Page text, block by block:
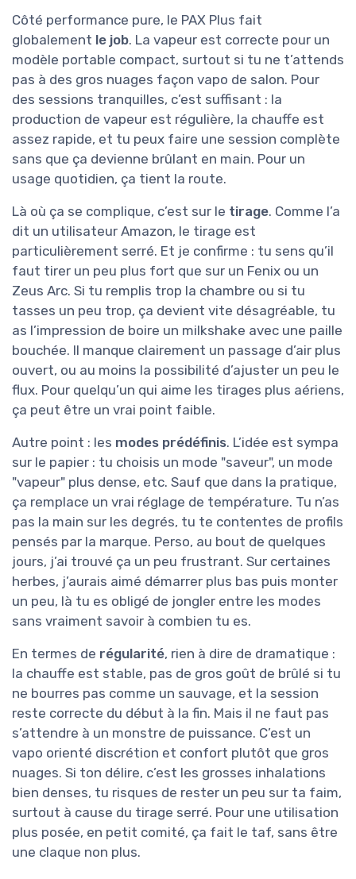
Côté performance pure, le PAX Plus fait
globalement le job. La vapeur est correcte pour un
modèle portable compact, surtout si tu ne t’attends
pas à des gros nuages façon vapo de salon. Pour
des sessions tranquilles, c’est suffisant : la
production de vapeur est régulière, la chauffe est
assez rapide, et tu peux faire une session complète
sans que ça devienne brûlant en main. Pour un
usage quotidien, ça tient la route.
Là où ça se complique, c’est sur le tirage. Comme l’a
dit un utilisateur Amazon, le tirage est
particulièrement serré. Et je confirme : tu sens qu’il
faut tirer un peu plus fort que sur un Fenix ou un
Zeus Arc. Si tu remplis trop la chambre ou si tu
tasses un peu trop, ça devient vite désagréable, tu
as l’impression de boire un milkshake avec une paille
bouchée. Il manque clairement un passage d’air plus
ouvert, ou au moins la possibilité d’ajuster un peu le
flux. Pour quelqu’un qui aime les tirages plus aériens,
ça peut être un vrai point faible.
Autre point : les modes prédéfinis. L’idée est sympa
sur le papier : tu choisis un mode "saveur", un mode
"vapeur" plus dense, etc. Sauf que dans la pratique,
ça remplace un vrai réglage de température. Tu n’as
pas la main sur les degrés, tu te contentes de profils
pensés par la marque. Perso, au bout de quelques
jours, j’ai trouvé ça un peu frustrant. Sur certaines
herbes, j’aurais aimé démarrer plus bas puis monter
un peu, là tu es obligé de jongler entre les modes
sans vraiment savoir à combien tu es.
En termes de régularité, rien à dire de dramatique :
la chauffe est stable, pas de gros goût de brûlé si tu
ne bourres pas comme un sauvage, et la session
reste correcte du début à la fin. Mais il ne faut pas
s’attendre à un monstre de puissance. C’est un
vapo orienté discrétion et confort plutôt que gros
nuages. Si ton délire, c’est les grosses inhalations
bien denses, tu risques de rester un peu sur ta faim,
surtout à cause du tirage serré. Pour une utilisation
plus posée, en petit comité, ça fait le taf, sans être
une claque non plus.